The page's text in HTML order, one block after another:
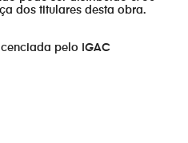
dos titulares desta obra.
pelo IGAC